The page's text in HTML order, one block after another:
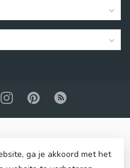
ga je akkoord met het